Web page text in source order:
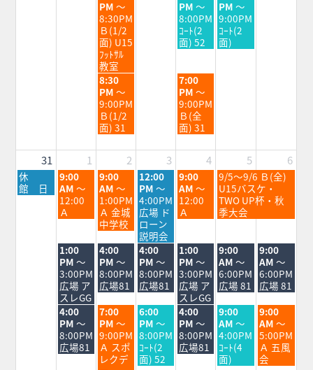
曜
日,
8
月
26th
2026
PM ～
8:30PM
Ｂ(1/2
面) U15
ﾌｯﾄｻﾙ
教室
曜
日,
8
月
28th
PM ～
8:00PM
ｺｰﾄ(2
面) 52
曜
日,
8
月
29th
PM ～
9:00PM
ｺｰﾄ(2
面)
水
曜
日,
8
月
26th
2026
8:30
PM ～
9:00PM
Ｂ(1/2
面) 31
金
曜
日,
8
月
28th
2026
7:00
PM ～
9:00PM
Ｂ(全
面) 31
31 1 2 3 4 5 6
月
曜
日,
休
館 日
火
曜
日,
9
月
2026
9:00
AM ～
12:00
Ａ
水
曜
日,
9
月
2nd
2026
9:00
AM ～
1:00PM
Ａ 金城
中学校
木
曜
日,
9
月
3rd
2026
12:00
PM ～
4:00PM
広場 ド
ローン
説明会
金
曜
日,
9
月
2026
9:00
AM ～
12:00
Ａ
土
曜
日,
9
月
2026
9/5～9/6 Ｂ(全)
U15バスケ・
TWO UP杯・秋
季大会
火
曜
日,
9
月
1st
2026
1:00
PM ～
3:00PM
広場 ア
スレGG
水
曜
日,
9
月
2nd
2026
4:00
PM ～
8:00PM
広場81
木
曜
日,
9
月
3rd
2026
4:00
PM ～
8:00PM
広場81
金
曜
日,
9
月
4th
2026
1:00
PM ～
3:00PM
広場 ア
スレGG
土
曜
日,
9
月
5th
2026
9:00
AM ～
6:00PM
広場 81
日
曜
日,
9
月
6th
2026
9:00
AM ～
6:00PM
広場 81
火
曜
日,
9
月
4:00
PM ～
8:00PM
広場81
水
曜
日,
9
月
7:00
PM ～
9:00PM
Ａ スポ
レクデ
木
曜
日,
9
月
6:00
PM ～
8:00PM
ｺｰﾄ(2
面) 52
金
曜
日,
9
月
4:00
PM ～
8:00PM
広場81
土
曜
日,
9
月
9:00
AM ～
4:00PM
ｺｰﾄ(4
面)
日
曜
日,
9
月
9:00
AM ～
5:00PM
Ａ 五風
会